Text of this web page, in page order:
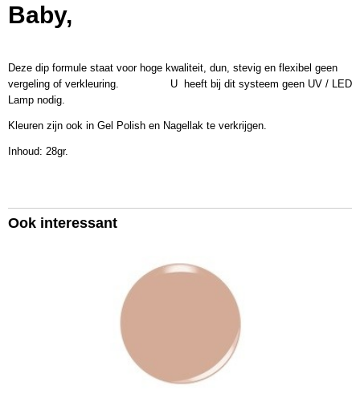
KSD618
Afmetingen (l,b,h)
5 x 5 x 4,50 cm
Baby,
Deze dip formule staat voor hoge kwaliteit, dun, stevig en flexibel geen
vergeling of verkleuring. U heeft bij dit systeem geen UV / LED
Lamp nodig.
Kleuren zijn ook in Gel Polish en Nagellak te verkrijgen.
Inhoud: 28gr.
Ook interessant